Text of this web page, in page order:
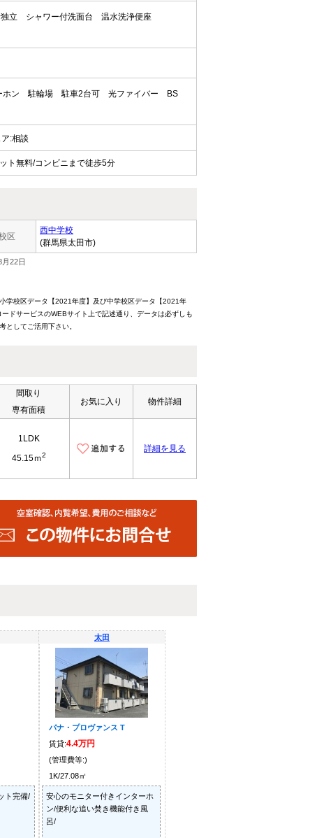
立 シャワー付洗面台
温水洗浄便座
ホン 駐輪場 駐車2台可 光ファイバー
BS
:相談
ト無料/コンビニまで徒歩5分
区
西中学校
(群馬県太田市)
22日
学校区データ【2021年度】及び中学校区データ【2021年
ドサービスのWEBサイト上で記述通り、データは必ずしも
としてご活用下さい。
間取り
専有面積
お気に入り 物件詳細
1LDK
45.15ｍ2
詳細を見る
ト完備/
太田
パナ・プロヴァンス T
賃貸:4.4万円
(管理費等:)
1K/27.08㎡
安心のモニター付きインターホ
ン/便利な追い焚き機能付き風
呂/